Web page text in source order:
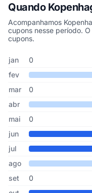
Quando
Acompanhamos
cupons nesse período.
cupons.
Cupons de Kopenhagen
Mês Cupons publicados
jan
0
fev
mar
0
abr
mai
0
jun
jul
ago
set
0